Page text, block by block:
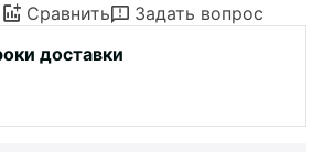
Сравнить
Задать вопрос
доставки